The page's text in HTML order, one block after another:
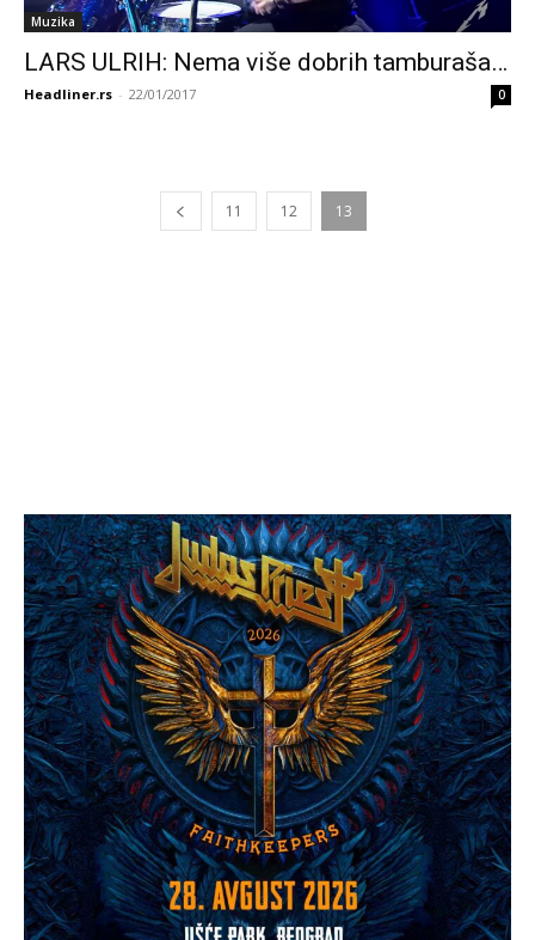
Muzika
LARS ULRIH: Nema više dobrih tamburaša…
Headliner.rs - 22/01/2017 0
11 12 13